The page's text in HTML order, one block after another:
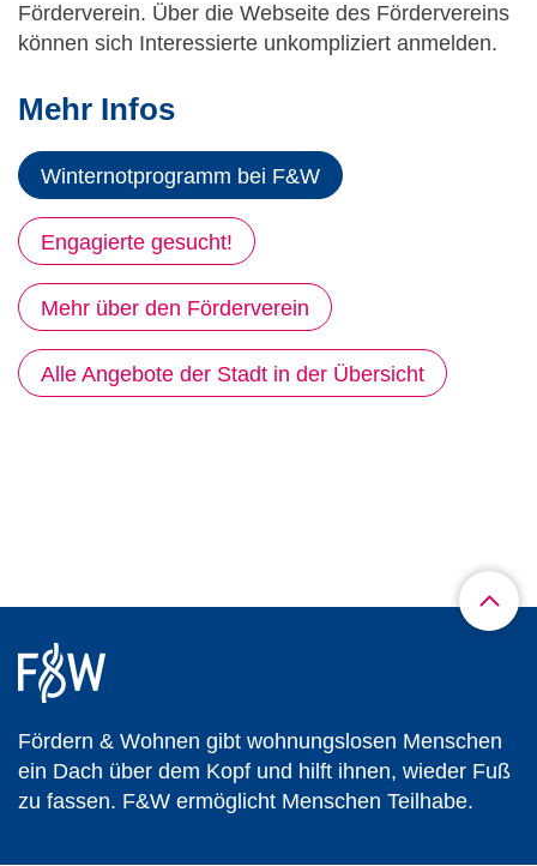
Förderverein. Über die Webseite des Fördervereins
können sich Interessierte unkompliziert anmelden.
Mehr Infos
Winternotprogramm bei F&W
Engagierte gesucht!
Mehr über den Förderverein
Alle Angebote der Stadt in der Übersicht
Fördern & Wohnen gibt wohnungslosen Menschen
ein Dach über dem Kopf und hilft ihnen, wieder Fuß
zu fassen. F&W ermöglicht Menschen Teilhabe.